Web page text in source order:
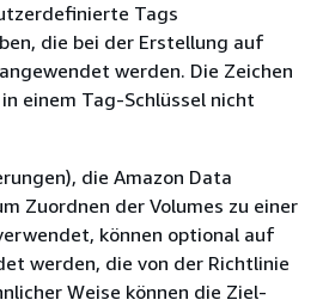
Tags
die bei der Erstellung auf
werden. Die Zeichen
in einem Tag-Schlüssel nicht
die Amazon Data
Zuordnen der Volumes zu einer
können optional auf
werden, die von der Richtlinie
Weise können die Ziel-